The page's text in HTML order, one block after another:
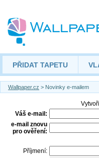
PŘIDAT TAPETU
Wallpaper.cz > Novinky e-mailem